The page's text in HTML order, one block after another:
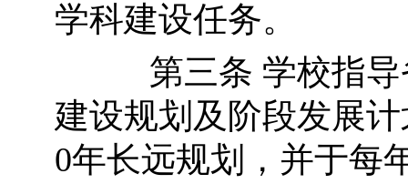
学科建设任务。
第三条 学校指导
建设规划及阶段发展
0年长远规划，并于每